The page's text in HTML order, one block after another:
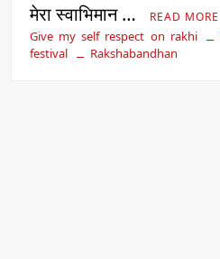
मेरा स्वाभिमान …
READ MORE
Give my self respect on rakhi
festival
Rakshabandhan